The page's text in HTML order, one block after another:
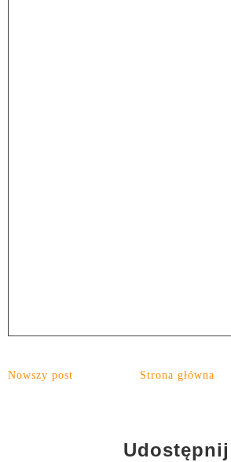
Nowszy post Strona główna
Udostępnij